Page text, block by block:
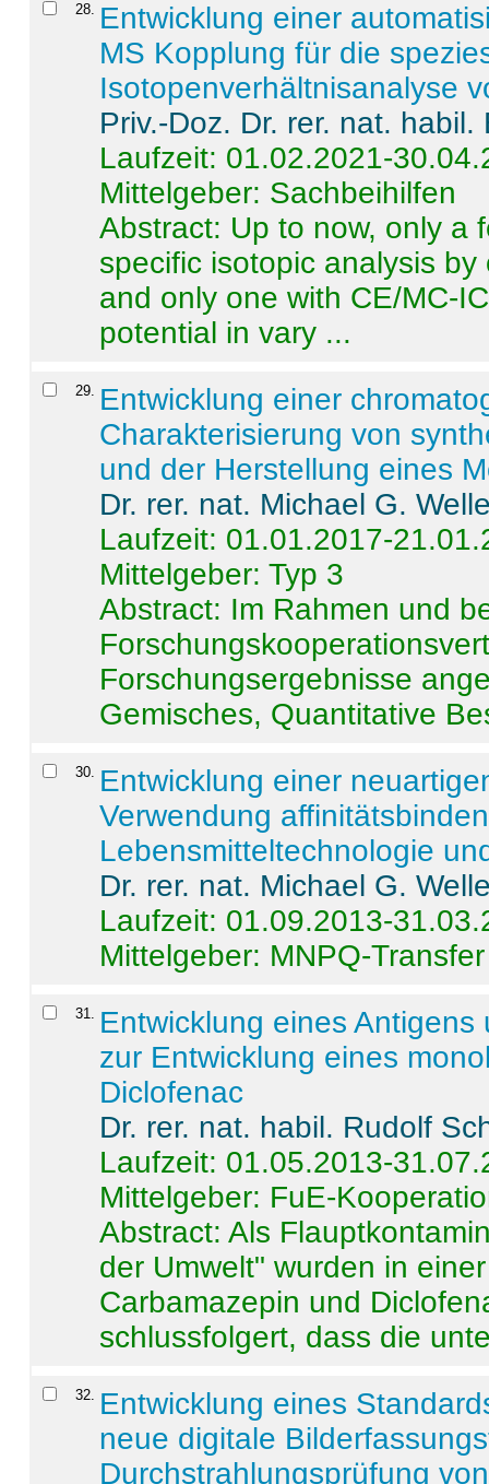
28. Entwicklung einer
MS Kopplung für die
Isotopenverhältnisanalyse
Priv.-Doz. Dr. rer. nat.
Laufzeit: 01.02.2021-
Mittelgeber: Sachbeihilfen
Abstract: Up to now, only a
specific isotopic analysis
and only one with CE/MC-
potential in vary ...
29. Entwicklung einer
Charakterisierung von
und der Herstellung eines
Dr. rer. nat. Michael G.
Laufzeit: 01.01.2017-
Mittelgeber: Typ 3
Abstract: Im Rahmen und
Forschungsergebnisse
Gemisches, Quantitative
30. Entwicklung einer
Verwendung
Lebensmitteltechnologie
Dr. rer. nat. Michael G.
Laufzeit: 01.09.2013-
Mittelgeber: MNPQ-Transfer
31. Entwicklung eines
zur Entwicklung eines
Diclofenac
Dr. rer. nat. habil. Rudolf
Laufzeit: 01.05.2013-
Mittelgeber: FuE-
Abstract:Als
der Umwelt" wurden in
Carbamazepin und
schlussfolgert, dass die
32. Entwicklung eines
neue digitale
Durchstrahlungsprüfung